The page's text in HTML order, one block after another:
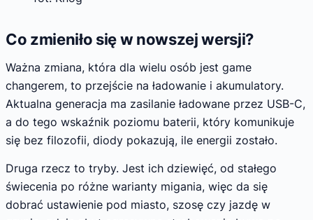
Co zmieniło się w nowszej wersji?
Ważna zmiana, która dla wielu osób jest game
changerem, to przejście na ładowanie i akumulatory.
Aktualna generacja ma zasilanie ładowane przez USB-C,
a do tego wskaźnik poziomu baterii, który komunikuje
się bez filozofii, diody pokazują, ile energii zostało.
Druga rzecz to tryby. Jest ich dziewięć, od stałego
świecenia po różne warianty migania, więc da się
dobrać ustawienie pod miasto, szosę czy jazdę w